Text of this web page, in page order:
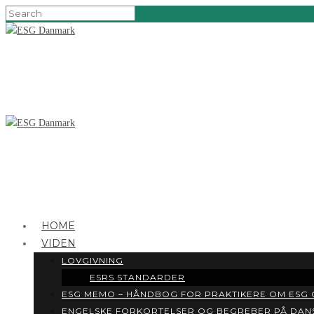
HOME
VIDEN
LOVGIVNING
ESRS STANDARDER
ESG MEMO – HÅNDBOG FOR PRAKTIKERE OM
ENGELSKE FORKORTELSER OG BEGREBER PÅ